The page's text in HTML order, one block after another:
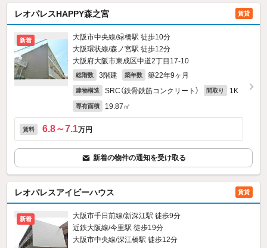
レオパレスHAPPY森之宮 賃貸
新着
大阪市中央線/緑橋駅 徒歩10分
大阪環状線/森ノ宮駅 徒歩12分
大阪府大阪市東成区中道2丁目17-10
総階数 3階建 築年数 築22年9ヶ月
建物構造 SRC（鉄骨鉄筋コンクリート） 間取り 1K
専有面積 19.87㎡
賃料 6.8～7.1万円
新着の物件の通知を受け取る
レオパレスアイビーハウス 賃貸
新着
大阪市千日前線/新深江駅 徒歩9分
近鉄大阪線/今里駅 徒歩19分
大阪市中央線/深江橋駅 徒歩12分